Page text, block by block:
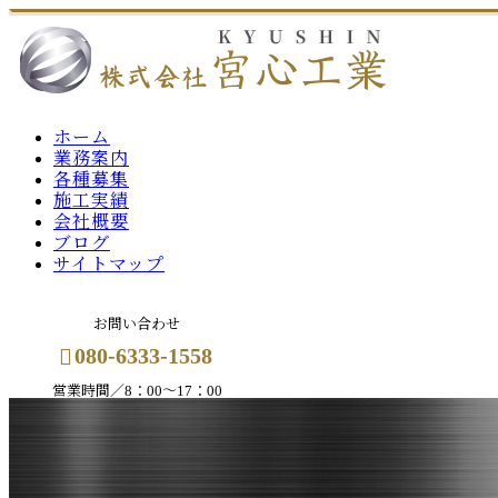
ホーム
業務案内
各種募集
施工実績
会社概要
ブログ
サイトマップ
お問い合わせ
080-6333-1558
営業時間／8：00～17：00
メールフォーム